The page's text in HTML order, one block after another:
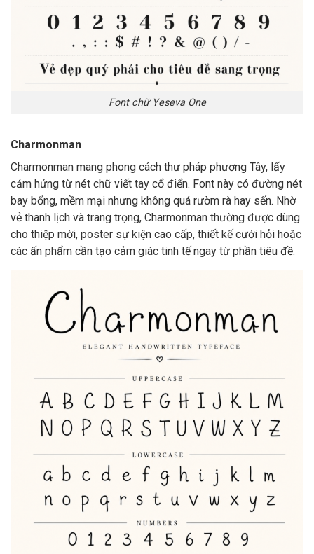
Font chữ Yeseva One
Charmonman
Charmonman mang phong cách thư pháp phương Tây, lấy
cảm hứng từ nét chữ viết tay cổ điển. Font này có đường nét
bay bổng, mềm mại nhưng không quá rườm rà hay sến. Nhờ
vẻ thanh lịch và trang trọng, Charmonman thường được dùng
cho thiệp mời, poster sự kiện cao cấp, thiết kế cưới hỏi hoặc
các ấn phẩm cần tạo cảm giác tinh tế ngay từ phần tiêu đề.